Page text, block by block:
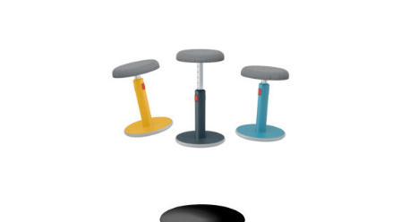
INTERSTUHL UPIS1
100U
Bureaustoelen